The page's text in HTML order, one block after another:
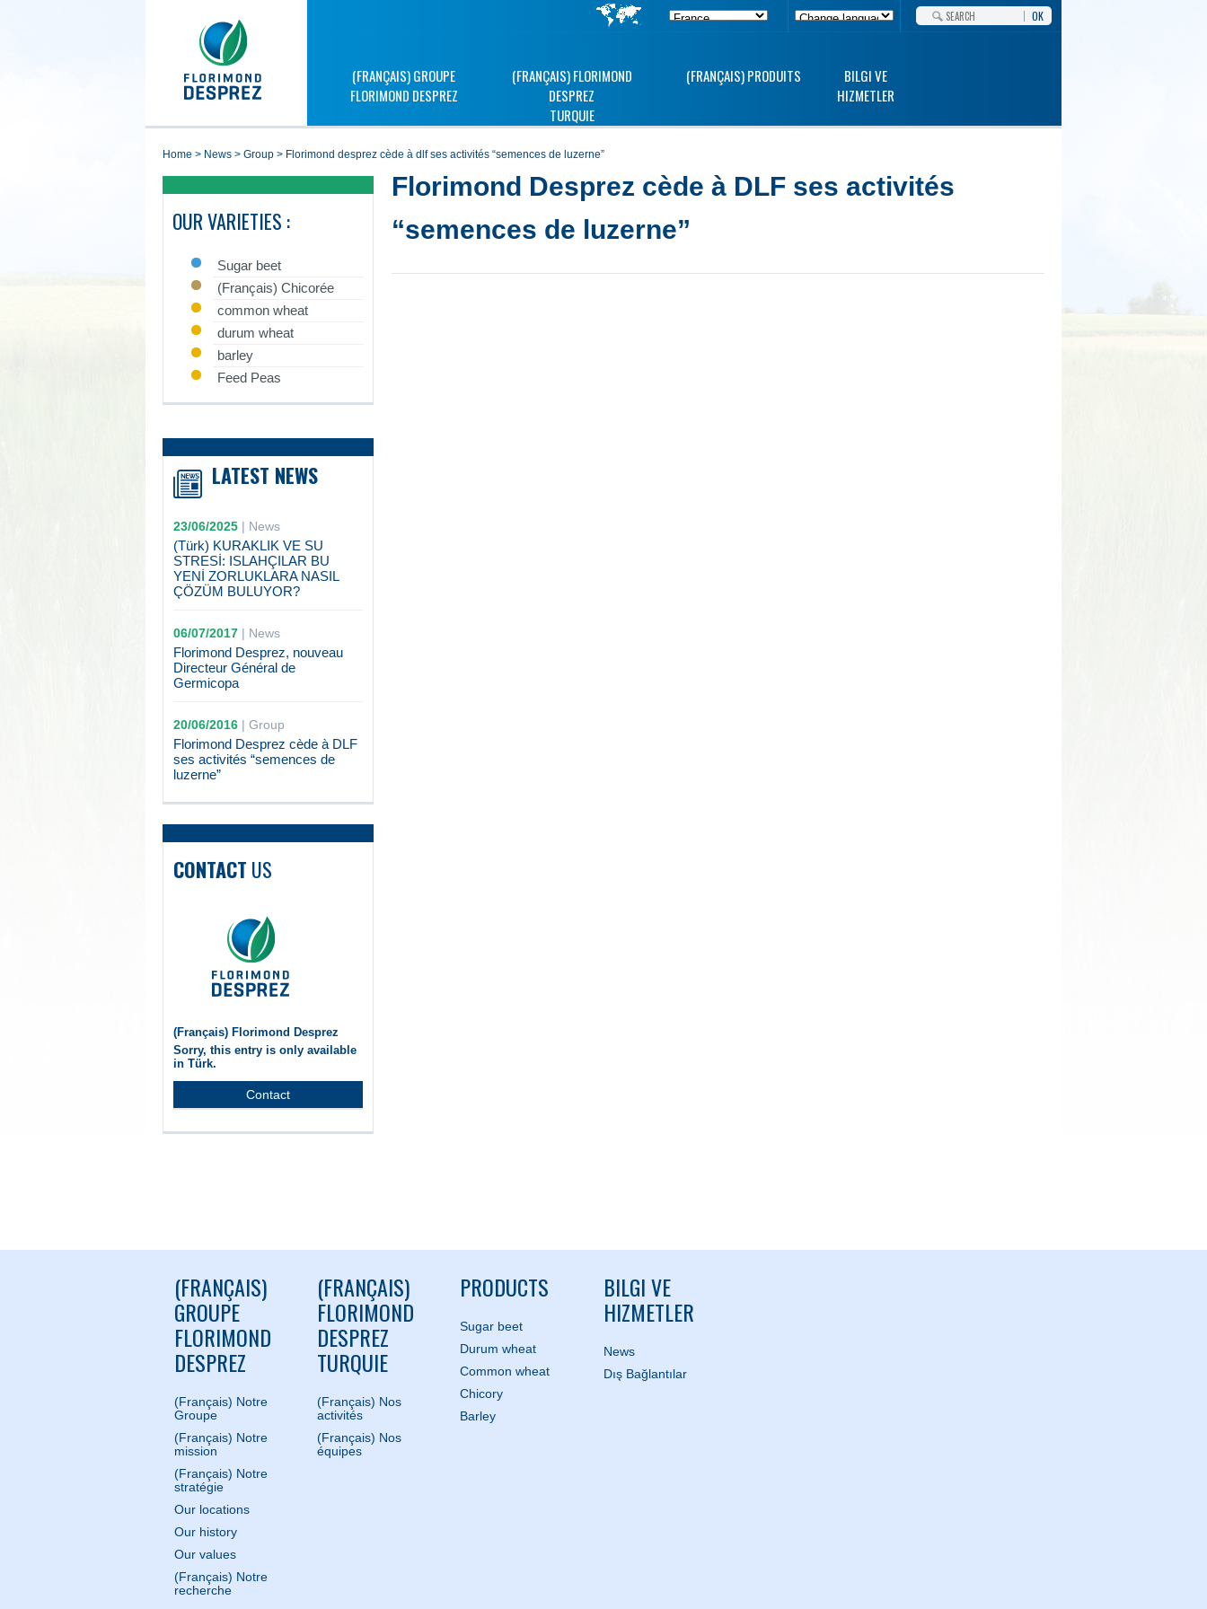
OK
(FRANÇAIS) GROUPE
FLORIMOND DESPREZ
(FRANÇAIS) FLORIMOND
DESPREZ
TURQUIE
(FRANÇAIS) PRODUITS
BILGI VE
HIZMETLER
home > news > group > florimond desprez cède à dlf ses activités “semences de luzerne”
OUR VARIETIES :
Sugar beet
(Français) Chicorée
common wheat
durum wheat
barley
Feed Peas
LATEST NEWS
23/06/2025| News
(Türk) KURAKLIK VE SU
STRESİ: ISLAHÇILAR BU
YENİ ZORLUKLARA NASIL
ÇÖZÜM BULUYOR?
06/07/2017| News
Florimond Desprez, nouveau
Directeur Général de
Germicopa
20/06/2016| Group
Florimond Desprez cède à DLF
ses activités “semences de
luzerne”
CONTACT US
(Français) Florimond Desprez
Sorry, this entry is only available
in Türk.
Contact
Florimond Desprez cède à DLF ses activités
“semences de luzerne”
(FRANÇAIS)
GROUPE
FLORIMOND
DESPREZ
(Français) Notre
Groupe
(Français) Notre
mission
(Français) Notre
stratégie
Our locations
Our history
Our values
(Français) Notre
recherche
(FRANÇAIS)
FLORIMOND
DESPREZ
TURQUIE
(Français) Nos
activités
(Français) Nos
équipes
PRODUCTS
Sugar beet
Durum wheat
Common wheat
Chicory
Barley
BILGI VE
HIZMETLER
News
Dış Bağlantılar